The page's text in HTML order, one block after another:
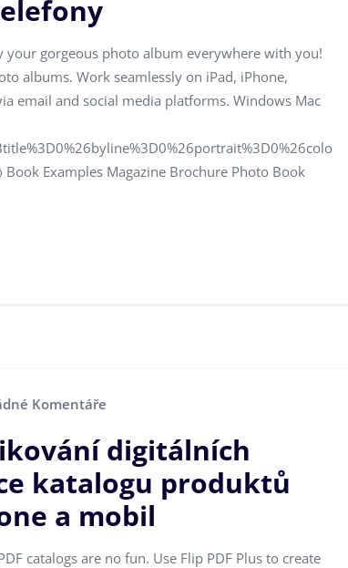
your gorgeous photo album everywhere with you!
albums. Work seamlessly on iPad, iPhone,
email and social media platforms. Windows Mac
Examples Magazine Brochure Photo Book
Komentáře
digitálních
katalogu produktů
a mobil
catalogs are no fun. Use Flip PDF Plus to create